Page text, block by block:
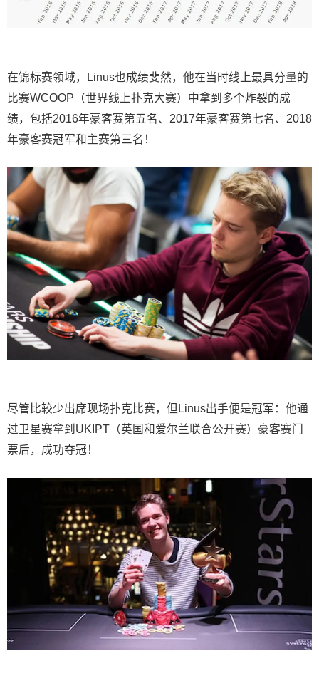
在锦标赛领域，Linus也成绩斐然，他在当时线上最具分量的
比赛WCOOP（世界线上扑克大赛）中拿到多个炸裂的成
绩，包括2016年豪客赛第五名、2017年豪客赛第七名、2018
年豪客赛冠军和主赛第三名！
尽管比较少出席现场扑克比赛，但 Linus出手便是冠军：他通
过卫星赛拿到UKIPT（英国和爱尔兰联合公开赛）豪客赛门
票后，成功夺冠！